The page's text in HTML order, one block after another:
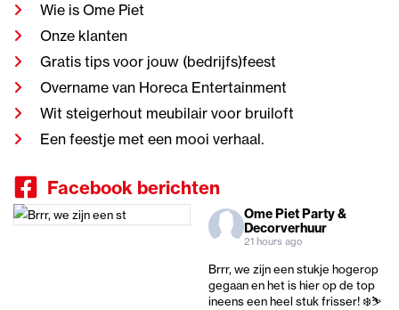
Wie is Ome Piet
Onze klanten
Gratis tips voor jouw (bedrijfs)feest
Overname van Horeca Entertainment
Wit steigerhout meubilair voor bruiloft
Een feestje met een mooi verhaal.
Facebook berichten
Ome Piet Party &
Decorverhuur
21 hours ago
Brrr, we zijn een stukje hogerop
gegaan en het is hier op de top
ineens een heel stuk frisser! ❄️⛷️